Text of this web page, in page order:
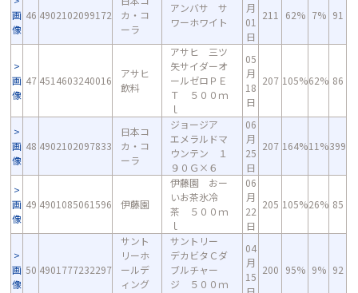
画
像
46 4902102099172
カ・コ
ーラ
アンバサ サ
ワーホワイト
月
01
日
211 62% 7% 91
画
像
47 4514603240016
アサヒ
飲料
アサヒ 三ツ
矢サイダーオ
ールゼロＰＥ
Ｔ ５００ｍ
ｌ
05
月
18
日
207 105%62% 86
画
像
48 4902102097833
日本コ
カ・コ
ーラ
ジョージア
エメラルドマ
ウンテン １
９０Ｇ×６
06
月
25
日
207 164%11%399
画
像
49 4901085061596 伊藤園
伊藤園 おー
いお茶氷冷
茶 ５００ｍ
ｌ
06
月
22
日
205 105%26% 85
画
像
50 4901777232297
サント
リーホ
ールデ
ィング
サントリー
デカビタＣダ
ブルチャー
ジ ５００ｍ
04
月
15
200 95% 9% 92